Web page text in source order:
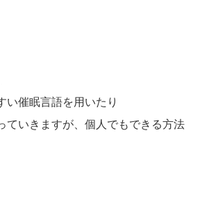
い催眠言語を用いたり
ていきますが、個人でもできる方法